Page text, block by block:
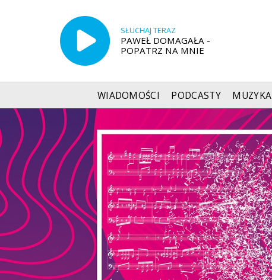
SŁUCHAJ TERAZ
PAWEŁ DOMAGAŁA -
POPATRZ NA MNIE
WIADOMOŚCI PODCASTY MUZYKA